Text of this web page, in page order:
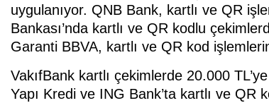
uygulanıyor. QNB Bank, kartlı ve QR
Bankası’nda kartlı ve QR kodlu
Garanti BBVA, kartlı ve QR kod
VakıfBank kartlı çekimlerde 20.000
Yapı Kredi ve ING Bank’ta kartlı ve